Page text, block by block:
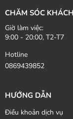
CHĂM SÓC
Giờ làm việc:
9:00 - 20:00, T2-T7
Hotline
0869439852
HƯỚNG DẪN
Điều khoản dịch vụ